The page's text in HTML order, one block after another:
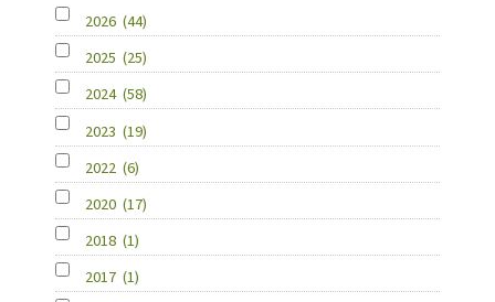
2026 (44)
2025 (25)
2024 (58)
2023 (19)
2022 (6)
2020 (17)
2018 (1)
2017 (1)